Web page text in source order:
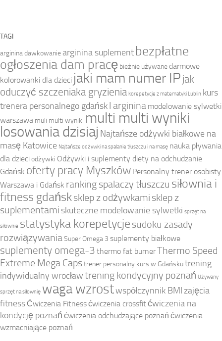
TAGI
arginina dawkowaniearginina suplement bezpłatne
ogłoszenia dam pracę bieżnie używane darmowe
kolorowanki dla dzieci jaki mam numer IP jak
oduczyć szczeniaka gryzienia korepetycje z matematyki Lublin kurs
trenera personalnego gdańskl arginina modelowanie sylwetki
warszawa muli multi wyniki multi multi wyniki
losowania dzisiaj Najtańsze odżywki białkowe na
masę Katowice Najtańsze odżywki na spalanie tłuszczu i na masę nauka pływania
dla dzieci odżywki Odżywki i suplementy diety na odchudzanie
Gdańsk oferty pracy Myszków Personalny trener osobisty
Warszawa i Gdańsk ranking spalaczy tłuszczu siłownia i
fitness gdańsksklep z odżywkami sklep z
suplementami skuteczne modelowanie sylwetki sprzęt na
siłownie statystyka korepetycje sudoku zasady
rozwiązywaniaSuper Omega 3 suplementy białkowe
suplementy omega-3 thermo fat burnerThermo Speed
Extreme Mega Capstrener personalny kurs w Gdańskutrening
indywidualny wrocławtrening kondycyjny poznań Używany
sprzęt na siłownię waga wzrostwspółczynnik BMIzajęcia
fitness Ćwiczenia Fitnessćwiczenia crossfitćwiczenia na
kondycję poznań ćwiczenia odchudzające poznań ćwiczenia
wzmacniające poznań